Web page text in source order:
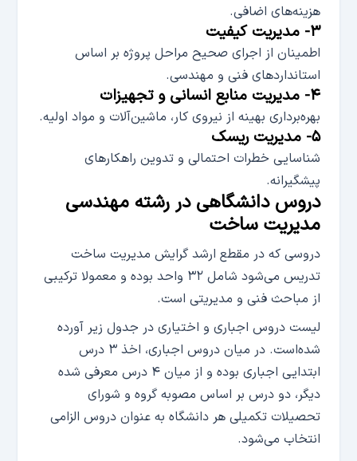
هزینه‌های اضافی.
۳- مدیریت کیفیت
اطمینان از اجرای صحیح مراحل پروژه بر اساس
استانداردهای فنی و مهندسی.
۴- مدیریت منابع انسانی و تجهیزات
بهره‌برداری بهینه از نیروی کار، ماشین‌آلات و مواد اولیه.
۵- مدیریت ریسک
شناسایی خطرات احتمالی و تدوین راهکارهای
پیشگیرانه.
دروس دانشگاهی در رشته مهندسی
مدیریت ساخت
دروسی که در مقطع ارشد گرایش مدیریت ساخت
تدریس می‌­شود شامل ۳۲ واحد بوده و معمولا ترکیبی
از مباحث فنی و مدیریتی است.
لیست دروس اجباری و اختیاری در جدول زیر آورده
شده‌­است. در میان دروس اجباری، اخذ ۳ درس
ابتدایی اجباری بوده و از میان ۴ درس معرفی شده
دیگر، دو درس بر اساس مصوبه گروه و شورای
تحصیلات تکمیلی هر دانشگاه به عنوان دروس الزامی
انتخاب می‌شود.